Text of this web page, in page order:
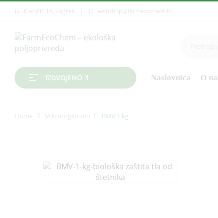
Klanjčić 18, Zagreb webshop@farmecochem.hr
IZDVOJENO Naslovnica O
Home Mikroorganizmi BMV 1 kg